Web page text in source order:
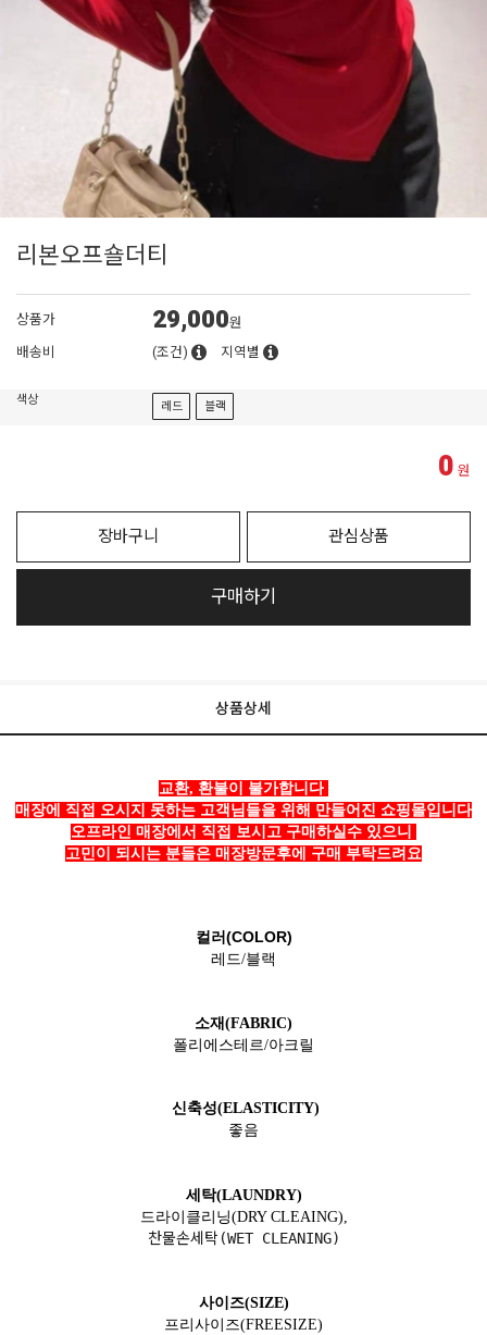
리본오프숄더티
상품가 29,000원
배송비
(조건) 지역별
색상 레드 블랙
0 원
장바구니 관심상품
구매하기
상품상세
교환, 환불이 불가합니다
매장에 직접 오시지 못하는 고객님들을 위해 만들어진 쇼핑몰입니다
오프라인 매장에서 직접 보시고 구매하실수 있으니
고민이 되시는 분들은 매장방문후에 구매 부탁드려요
컬러(COLOR)
레드/블랙
소재(FABRIC)
폴리에스테르/아크릴
신축성(ELASTICITY)
좋음
세탁(LAUNDRY)
드라이클리닝(DRY CLEAING),
찬물손세탁(WET CLEANING)
사이즈(SIZE)
프리사이즈(FREESIZE)